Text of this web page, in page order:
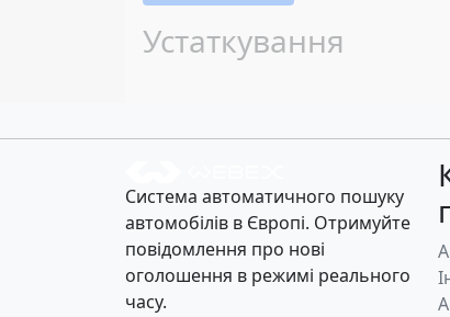
Устаткування
Система автоматичного пошуку
автомобілів в Європі. Отримуйте
повідомлення про нові
оголошення в режимі реального
часу.